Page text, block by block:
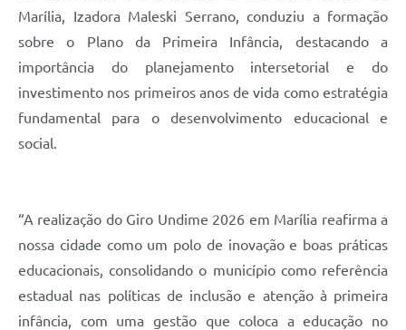
Marília, Izadora Maleski Serrano, conduziu a formação
sobre o Plano da Primeira Infância, destacando a
importância do planejamento intersetorial e do
investimento nos primeiros anos de vida como estratégia
fundamental para o desenvolvimento educacional e
social.
“A realização do Giro Undime 2026 em Marília reafirma a
nossa cidade como um polo de inovação e boas práticas
educacionais, consolidando o município como referência
estadual nas políticas de inclusão e atenção à primeira
infância, com uma gestão que coloca a educação no